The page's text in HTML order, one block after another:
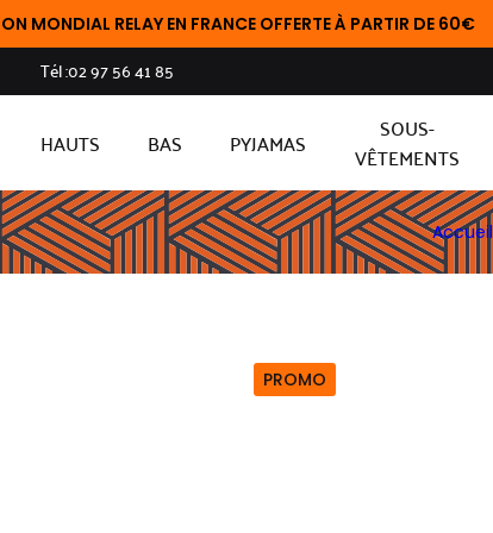
RELAY EN FRANCE OFFERTE À PARTIR DE 60€
Tél :02 97 56 41 85
HAUTS BAS PYJAMAS
SOUS-
VÊTEMENTS
Accueil
PROMO